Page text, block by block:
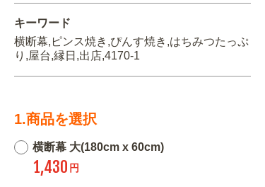
キーワード
横断幕,ピンス焼き,ぴんす焼き,はちみつたっぷ
り,屋台,縁日,出店,4170-1
1.商品を選択
横断幕 大(180cm x 60cm)
1,430 円